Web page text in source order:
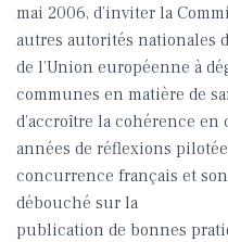
mai 2006, d’inviter la
autres autorités nationales
de l’Union européenne à
communes en matière de
d’accroître la cohérence en
années de réflexions
concurrence français et
débouché sur la
publication de bonnes